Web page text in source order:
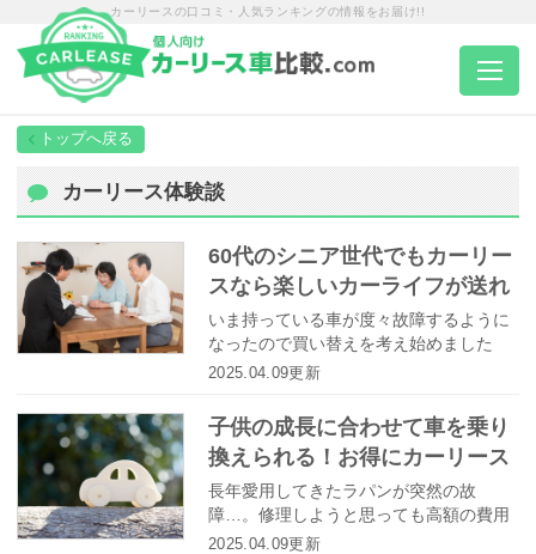
カーリースの口コミ・人気ランキングの情報をお届け!!
トップページ
エリア別ランキング
車種から選ぶ
カーリース体験談
カーリース体験談
60代のシニア世代でもカーリー
スなら楽しいカーライフが送れ
ます！
いま持っている車が度々故障するように
なったので買い替えを考え始めました
が、私たち夫婦はどちらも60代のため年
色々と迷っていました。そんな時、息子
からカーリースのことを教えてもらいカ
ーリースで車を所有しようと決め、何店
舗も回りたくさん話を聞いてきました。
カーリースの魅力的なポイントや私たち
が決めたカーリースについてお話しま
2025.04.09更新
子供の成長に合わせて車を乗り
換えられる！お得にカーリース
ライフを送っています♪
長年愛用してきたラパンが突然の故
障…。修理しようと思っても高額の費用
が掛かると突然言われるとショックです
2025.04.09更新